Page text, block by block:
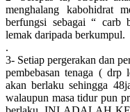
menghalang kabohidrat
berfungsi sebagai “ carb
lemak daripada berkumpul.
.
3- Setiap pergerakan dan
pembebasan tenaga (
akan berlaku sehingga
walaupun masa tidur pun